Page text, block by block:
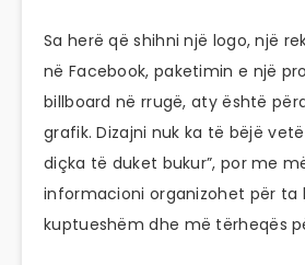
Sa herë që shihni një logo, një
në Facebook, paketimin e një
billboard në rrugë, aty është
grafik. Dizajni nuk ka të bëjë
diçka të duket bukur”, por me
informacioni organizohet për ta
kuptueshëm dhe më tërheqës